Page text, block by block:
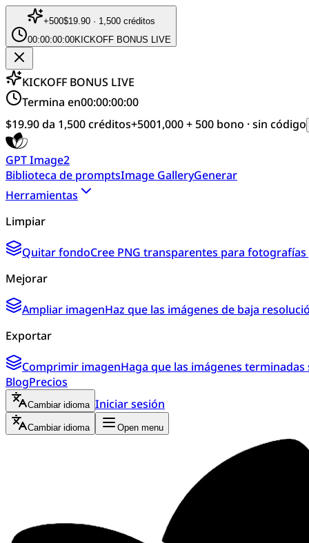
+500$19.90 · 1,500 créditos
00:00:00:00KICKOFF BONUS LIVE
KICKOFF BONUS LIVE
Termina en00:00:00:00
$19.90 da 1,500 créditos+5001,000 + 500 bono · sin código
GPT Image2
Biblioteca de promptsImage GalleryGenerar
Herramientas
Limpiar
Quitar fondoCree PNG transparentes para
Mejorar
Ampliar imagenHaz que las imágenes de baja
Exportar
Comprimir imagenHaga que las imágenes
BlogPrecios
Cambiar idioma Iniciar sesión
Cambiar idioma Open menu